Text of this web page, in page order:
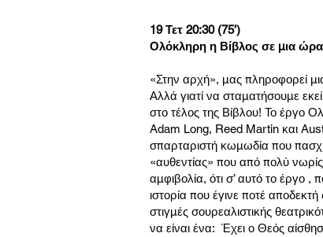
19 Τετ 20:30 (75’)
Ολόκληρη η Βίβλος σε μια
«Στην αρχή», μας πληροφορεί
Αλλά γιατί να σταματήσουμε
στο τέλος της Βίβλου! Το έργο
Adam Long, Reed Martin και
σπαρταριστή κωμωδία που
«αυθεντίας» που από πολύ
αμφιβολία, ότι σ’ αυτό το έργο
ιστορία που έγινε ποτέ
στιγμές σουρεαλιστικής
να είναι ένα: Έχει ο Θεός